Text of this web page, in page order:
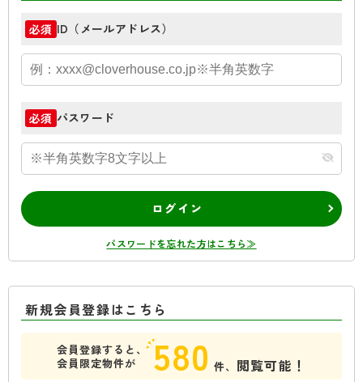
必須 ID（メールアドレス）
必須 パスワード
ログイン
パスワードを忘れた方はこちら≫
新規会員登録はこちら
会員登録すると、
会員限定物件が
580 件、 閲覧可能！